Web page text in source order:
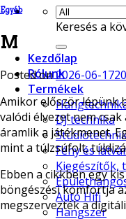
Keresés a
Kezdőlap
Rólunk
Termékek
DJ technika
Fény és
Kiegészítők,
Autó Hifi
Hangszer
Egyéb
M
Posted on2026-06-17
Amikor először lépünk
valódi élvezet nem
áramlik a játékmenet.
mint a túlzsúfolt,
Ebben a cikkben egy
böngészési komfortja
megszervezték a